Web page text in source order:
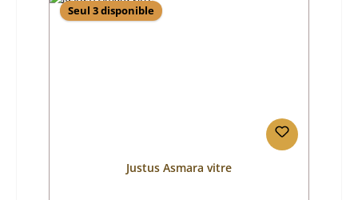
Seul 3 disponible
Justus Asmara vitre